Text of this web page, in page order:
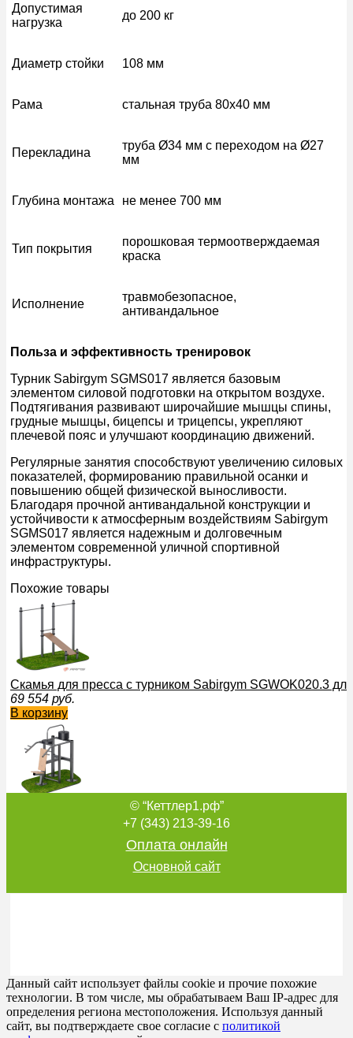
Допустимая
нагрузка
до 200 кг
Диаметр стойки 108 мм
Рама стальная труба 80х40 мм
Перекладина
труба Ø34 мм с переходом на Ø27
мм
Глубина монтажа не менее 700 мм
Тип покрытия
порошковая термоотверждаемая
краска
Исполнение
травмобезопасное,
антивандальное
Польза и эффективность тренировок
Турник Sabirgym SGMS017 является базовым
элементом силовой подготовки на открытом воздухе.
Подтягивания развивают широчайшие мышцы спины,
грудные мышцы, бицепсы и трицепсы, укрепляют
плечевой пояс и улучшают координацию движений.
Регулярные занятия способствуют увеличению силовых
показателей, формированию правильной осанки и
повышению общей физической выносливости.
Благодаря прочной антивандальной конструкции и
устойчивости к атмосферным воздействиям Sabirgym
SGMS017 является надежным и долговечным
элементом современной уличной спортивной
инфраструктуры.
Похожие товары
Скамья для пресса с турником Sabirgym SGWOK020.3
69 554 руб.
В корзину
Уличный тренажер для жима вверх Sabirgym SGMS078
© “Кеттлер1.рф”
+7 (343) 213-39-16
Оплата онлайн
Основной сайт
Данный сайт использует файлы cookie и прочие похожие
технологии. В том числе, мы обрабатываем Ваш IP-адрес для
определения региона местоположения. Используя данный
сайт, вы подтверждаете свое согласие с политикой